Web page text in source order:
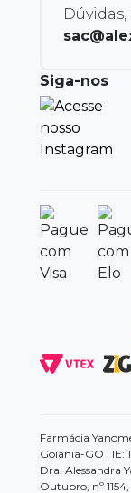
Siga-nos
Farmácia
Goiânia-GO | IE:
Dra. Alessandra
Outubro, nº